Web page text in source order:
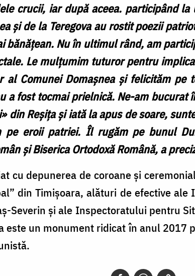
crucii, iar după aceea. participând
și de la Teregova au rostit poezii
bănățean. Nu în ultimul rând, am
Le mulțumim tuturor pentru
al Comunei Domașnea și felicităm pe
a fost tocmai prielnică. Ne-am
din Reșița și iată la apus de soare,
pe eroii patriei. Îl rugăm pe bunul
și Biserica Ortodoxă Română, a
cu depunerea de coroane și
din Timișoara, alături de efective
Severin și ale Inspectoratului pentru
este un monument ridicat în anul